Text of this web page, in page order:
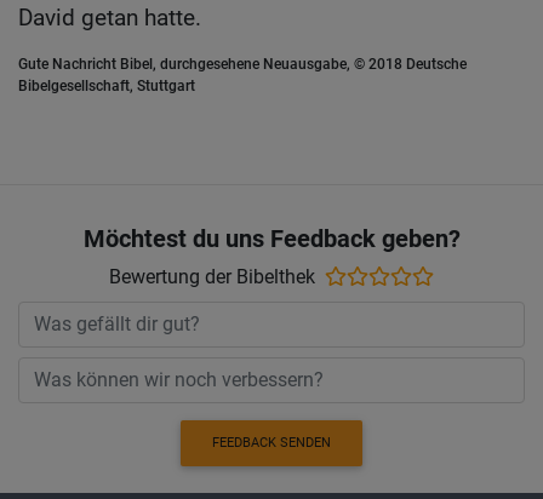
David getan hatte.
Gute Nachricht Bibel, durchgesehene Neuausgabe, © 2018 Deutsche
Bibelgesellschaft, Stuttgart
Möchtest du uns Feedback geben?
Bewertung der Bibelthek
FEEDBACK SENDEN